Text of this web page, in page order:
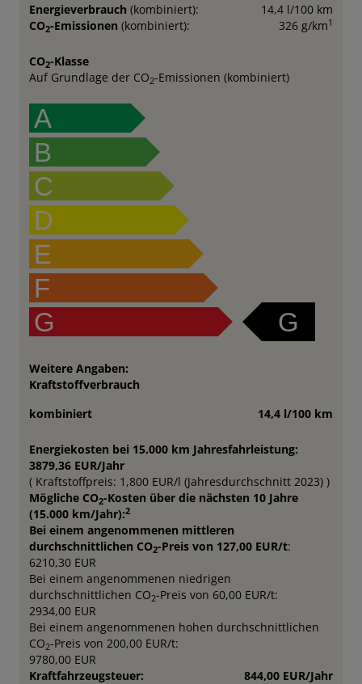
Energieverbrauch (kombiniert):
14,4 l/100 km
CO2-Emissionen (kombiniert): 326 g/km1
CO2-Klasse
Auf Grundlage der CO2-Emissionen (kombiniert)
A
B
C
D
E
F
G
G
Weitere Angaben:
Kraftstoffverbrauch
kombiniert
14,4 l/100 km
Energiekosten bei 15.000 km Jahresfahrleistung:
3879,36 EUR/Jahr
( Kraftstoffpreis: 1,800 EUR/l (Jahresdurchschnitt 2023) )
Mögliche CO2-Kosten über die nächsten 10 Jahre
(15.000 km/Jahr):2
Bei einem angenommenen mittleren
durchschnittlichen CO2-Preis von 127,00 EUR/t:
6210,30 EUR
Bei einem angenommenen niedrigen
durchschnittlichen CO2-Preis von 60,00 EUR/t:
2934,00 EUR
Bei einem angenommenen hohen durchschnittlichen
CO2-Preis von 200,00 EUR/t:
9780,00 EUR
Kraftfahrzeugsteuer:
844,00 EUR/Jahr